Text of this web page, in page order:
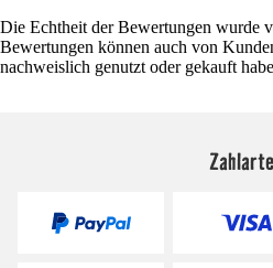
Die Echtheit der Bewertungen wurde
Bewertungen können auch von
nachweislich genutzt oder gekauft